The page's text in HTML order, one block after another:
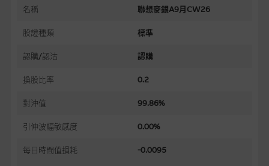
名稱 聯想麥銀A9月CW26
股證種類 標準
認購/認沽 認購
換股比率 0.2
對沖值 99.86%
引伸波幅敏感度 0.00%
每日時間值損耗 -0.0095